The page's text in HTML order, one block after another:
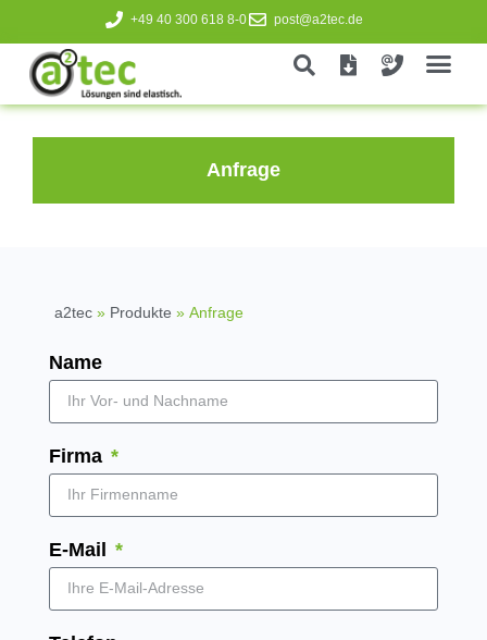
+49 40 300 618 8-0 post@a2tec.de
Anfrage
a2tec» Produkte » Anfrage
Name
Firma
E-Mail